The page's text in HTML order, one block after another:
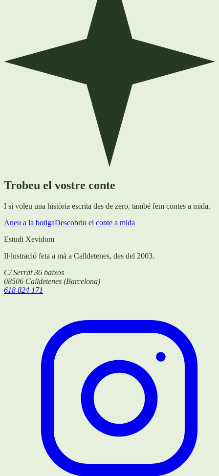
Trobeu el vostre conte
I si voleu una història escrita des de zero, també fem contes a mida.
Aneu a la botigaDescobriu el conte a mida
Estudi Xevidom
Il·lustració feta a mà a Calldetenes, des del 2003.
C/ Serrat 36 baixos
08506 Calldetenes (Barcelona)
618 824 171